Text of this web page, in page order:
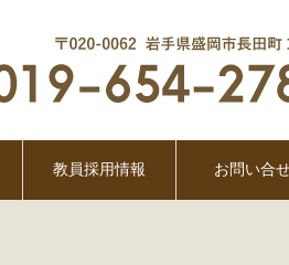
教員採用情報 お問い合